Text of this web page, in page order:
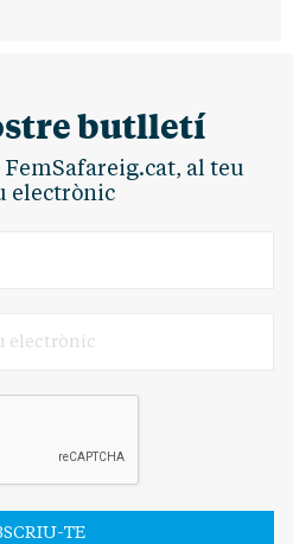
butlletí
FemSafareig.cat, al teu
electrònic
TE